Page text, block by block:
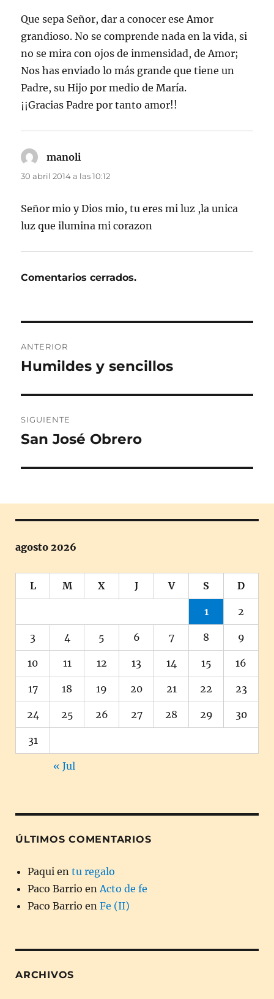
Que sepa Señor, dar a conocer ese Amor
grandioso. No se comprende nada en la vida, si
no se mira con ojos de inmensidad, de Amor;
Nos has enviado lo más grande que tiene un
Padre, su Hijo por medio de María.
¡¡Gracias Padre por tanto amor!!
manoli
30 abril 2014 a las 10:12
Señor mio y Dios mio, tu eres mi luz ,la unica
luz que ilumina mi corazon
Comentarios cerrados.
de
ANTERIOR
Entrada
Humildes y sencillos
SIGUIENTE
Entrada
San José Obrero
agosto 2026
L M X J V S D
1 2
3 4 5 6 7 8 9
10 11 12 13 14 15 16
17 18 19 20 21 22 23
24 25 26 27 28 29 30
31
« Jul
ÚLTIMOS COMENTARIOS
Paqui en tu regalo
Paco Barrio en Acto de fe
Paco Barrio en Fe (II)
ARCHIVOS